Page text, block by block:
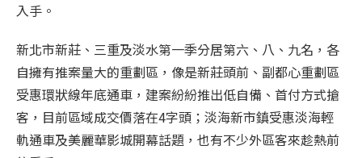
入手。
新北市新莊、三重及淡水第一季分居第六、八、九名，各
自擁有推案量大的重劃區，像是新莊頭前、副都心重劃區
受惠環狀線年底通車，建案紛紛推出低自備、首付方式搶
客，目前區域成交價落在4字頭；淡海新市鎮受惠淡海輕
軌通車及美麗華影城開幕話題，也有不少外區客來趁熱前